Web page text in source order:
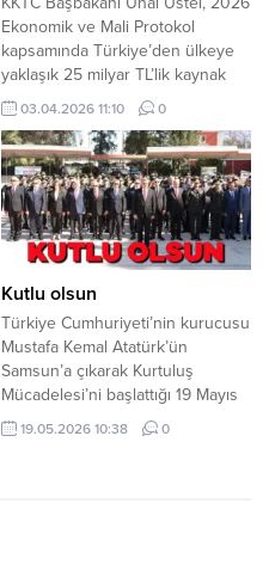
Ekonomik ve Mali Protokol
kapsamında Türkiye’den ülkeye
yaklaşık 25 milyar TL’lik kaynak
aktarılacağını açıkladı. Söz konusu
protokolün 8 Nisan’da Ankara’da
imzalanması bekleniyor. Bakü’de
temaslarını sürdüren Üstel,
Türkiye Cumhurbaşkanı
Yardımcısı Cevdet Yılmaz ile
yaptığı görüşmede hayat
pahalılığı, akaryakıt ve gaz
tedarikinde yaşanan sıkıntılar ile
2026 mali...
03.04.2026 11:10 0
Kutlu olsun
Türkiye Cumhuriyeti’nin kurucusu
Mustafa Kemal Atatürk’ün
Samsun’a çıkarak Kurtuluş
Mücadelesi’ni başlattığı 19 Mayıs
1919’un 107’nci yıl dönümü ile 19
Mayıs Atatürk’ü Anma, Gençlik ve
19.05.2026 10:38 0